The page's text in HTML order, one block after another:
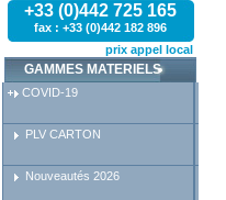
+33 (0)442 725 165
fax : +33 (0)442 182 896
prix appel local
GAMMES MATERIELS
COVID-19
PLV CARTON
Nouveautés 2026